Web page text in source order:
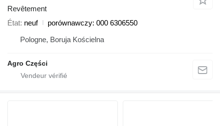
Revêtement
État neuf
porównawczy: 000 6306550
Pologne, Boruja Kościelna
Agro Części